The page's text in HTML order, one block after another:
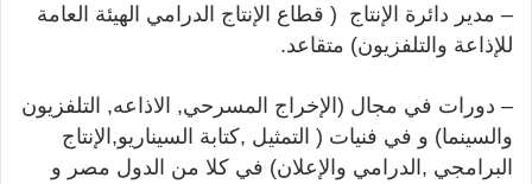
– مدير دائرة الإنتاج ( قطاع الإنتاج الدرامي الهيئة العامة
للإذاعة والتلفزيون) متقاعد.
– دورات في مجال (الإخراج المسرحي, الاذاعه, التلفزيون
والسينما) و في فنيات ( التمثيل ,كتابة السيناريو,الإنتاج
البرامجي ,الدرامي والإعلان) في كلا من الدول مصر و